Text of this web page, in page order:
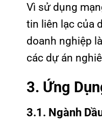
Vì sử dụng
tin liên lạc của
doanh nghiệp
các dự án
3. Ứng
3.1. Ngành